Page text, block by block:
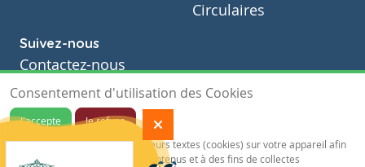
Circulaires
Suivez-nous
Contactez-nous
Soutien scolaire
Notre page Facebook
S'inscrire à notre newsletter
Consentement d'utilisation des Cookies
J'accepte
Je refuse
Notre site sauvegarde des traceurs textes (cookies) sur votre appareil afin
de vous garantir de meilleurs contenus et à des fins de collectes